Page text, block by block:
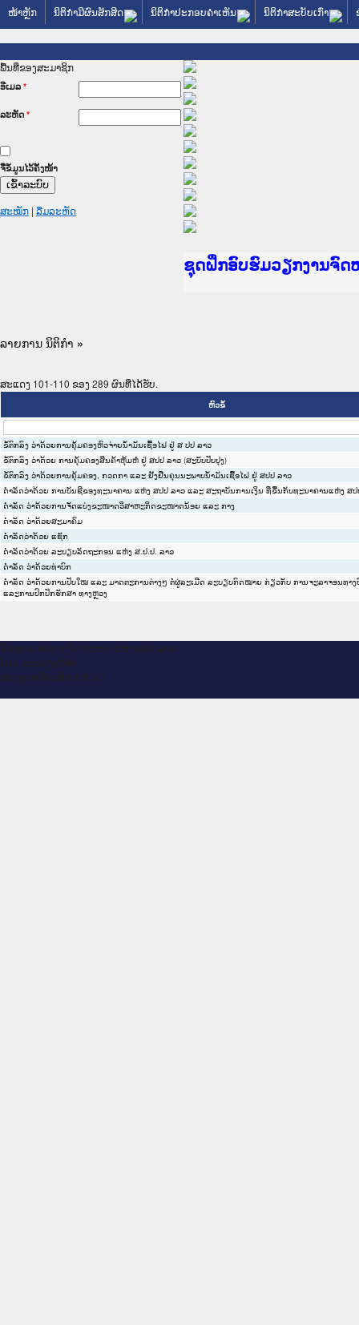
ໜ້າຫຼັກ ນິຕິກໍາມີຜົນສັກສິດ ນິຕິກໍາປະກອບຄໍາເຫັນ ນິຕິກໍາສະບັບເກົ່າ
ພື້ນທີ່ຂອງສະມາຊິກ
ອີເມລ *
ລະຫັດ *
ຈື່ຂໍ້ມູນໄວ້ຄັ້ງໜ້າ
ສະໝັກ | ລືມລະຫັດ
Ministry of Justice
ເຜີຍແຜ່ວັບໄຊຈົດໝາຍເຫ
ກະຊວງຍຸຕິທຳ
ຊຸດຝຶກອົບຮົມວຽກງານຈົດ
ກອງປະຊຸມທົບທວນຄືນກາ
ຝຶກອົບຮົມ ຜູ່ປະສານງານ
ຝຶກອົບຮົມ ຜູ່ປະສານງານ
ເຜີຍແຜ່ແອັບກົດໝາຍລາວ
ເຜີຍແຜ່ແອັບກົດໝາຍລາວ
ຍົກລະດັບວຽກງານຈົດໝາ
ຊຸດຝຶກອົບຮົມວຽກງານຈົດ
ລາຍການ ນິຕິກໍາ »
ສະແດງ 101-110 ຂອງ 289 ຜົນທີ່ໄດ້ຮັບ.
ຫົວຂໍ້
ຂໍ້ຕົກລົງ ວ່າດ້ວຍການຄຸ້ມຄອງຫົວຈ່າຍນ້ຳມັນເຊື້ອໄຟ ຢູ່ ສ ປປ ລາວ
ຂໍ້ຕົກລົງ ວ່າດ້ວຍ ການຄຸ້ມຄອງສິນຄ້າຫຸ້ມຫໍ່ ຢູ່ ສປປ ລາວ (ສະບັບປັບປຸງ)
ຂໍ້ຕົກລົງ ວ່າດ້ວຍການຄຸ້ມຄອງ, ກວດກາ ແລະ ຢັ້ງຢືນຄຸນນະພາບນ້ຳມັນເຊື້ອໄຟ ຢູ່ ສປປ ລາວ
ດຳລັດວ່າດ້ວຍ ການບັນຊີຂອງທະນາຄານ ແຫ່ງ ສປປ ລາວ ແລະ ສະຖາບັນການເງິນ ທີ່ຂື້ນກັບທະນາຄານແຫ່ງ ສປ
ດຳລັດ ວ່າດ້ວຍການຈັດແບ່ງຂະໜາດວິສາຫະກິດຂະໜາດນ້ອຍ ແລະ ກາງ
ດຳລັດ ວ່າດ້ວຍສະມາຄົມ
ດຳລັດວ່າດ້ວຍ ແຊັກ
ດຳລັດວ່າດ້ວຍ ລະບຽບລັດຖະກອນ ແຫ່ງ ສ.ປ.ປ. ລາວ
ດໍາລັດ ວ່າດ້ວຍທ່າບົກ
ດຳລັດ ວ່າດ້ວຍການປັບໃໝ ແລະ ມາດຕະການຕ່າງໆ ຕໍ່ຜູ່ລະເມີດ ລະບຽບກົດໝາຍ ກ່ຽວກັບ ການຈະລາຈອນທາ
ແລະການປົກປັກຮັກສາ ທາງຫຼວງ
ຈົດ​ໝາຍ​ເຫດ​ທາງ​ລັດ​ຖະ​ການ ແຫ່ງ ສ​ປ​ປ ລາວ
ໂດຍ: ກະ​ຊວງຍຸ​ຕິ​ທຳ
ສະ​ຫງວນ​ລິ​ຂະ​ສິດ © 2013